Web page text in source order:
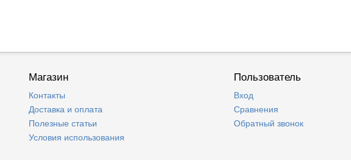
Магазин
Контакты
Доставка и оплата
Полезные статьи
Условия использования
Пользователь
Вход
Сравнения
Обратный звонок